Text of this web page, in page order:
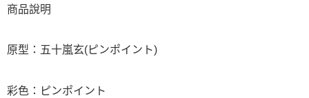
商品說明
原型：五十嵐玄(ピンポイント)
彩色：ピンポイント